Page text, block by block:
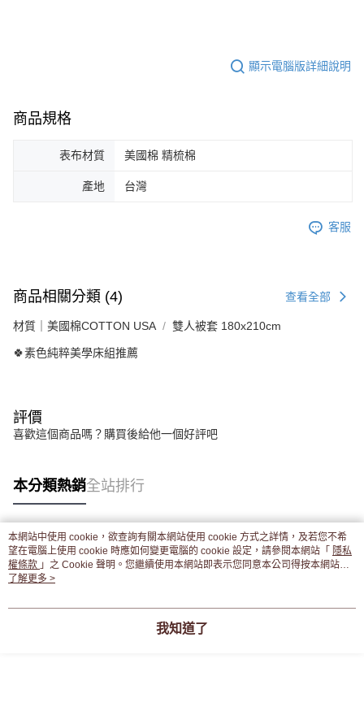
顯示電腦版詳細說明
商品規格
表布材質 美國棉 精梳棉
產地 台灣
客服
商品相關分類 (4) 查看全部
材質｜美國棉COTTON USA 雙人被套 180x210cm
🍀素色純粹美學床組推薦
評價
喜歡這個商品嗎？購買後給他一個好評吧
本分類熱銷全站排行
熱門標籤
本網站中使用 cookie，欲查詢有關本網站使用 cookie 方式之詳情，及若您不希
望在電腦上使用 cookie 時應如何變更電腦的 cookie 設定，請參閱本網站「 隱私
權條款 」之 Cookie 聲明。您繼續使用本網站即表示您同意本公司得按本網站使
用條款之 Cookie 聲明使用 cookie。
了解更多 >
我知道了